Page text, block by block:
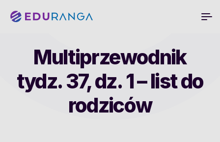
Multiprzewodnik
tydz. 37, dz. 1 – list do
rodziców